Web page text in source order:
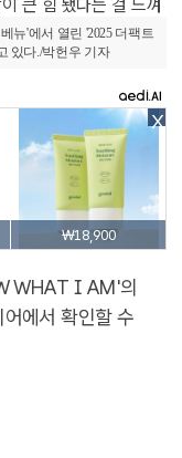
뉴'에서 열린 '2025 더팩트
있다./박헌우 기자
X
₩18,900
WHAT I AM'의
에서 확인할 수